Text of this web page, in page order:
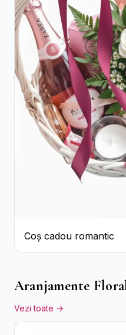
Coș cadou romantic
Aranjamente
Vezi toate →